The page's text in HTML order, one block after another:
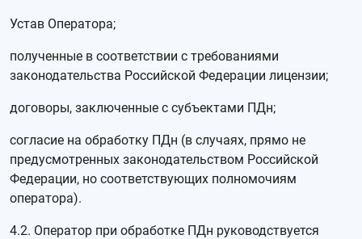
Устав Оператора;
полученные в соответствии с требованиями
законодательства Российской Федерации лицензии;
договоры, заключенные с субъектами ПДн;
согласие на обработку ПДн (в случаях, прямо не
предусмотренных законодательством Российской
Федерации, но соответствующих полномочиям
оператора).
4.2. Оператор при обработке ПДн руководствуется